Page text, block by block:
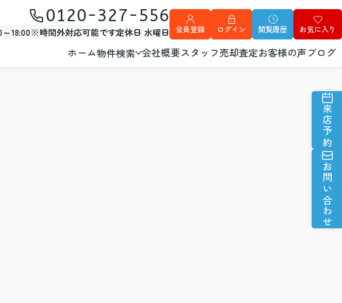
0120-327-556
～18:00※時間外対応可能です定休日 水曜日 会員登録 ログイン 閲覧履歴 お気に入り
ホーム物件検索 会社概要スタッフ売却査定お客様の声ブログ
来店予約
お問い合わせ